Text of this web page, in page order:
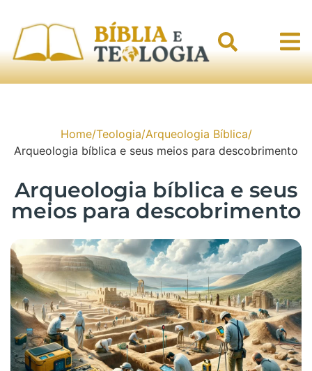
Home/Teologia/Arqueologia Bíblica/
Arqueologia bíblica e seus meios para descobrimento
Arqueologia bíblica e seus
meios para descobrimento